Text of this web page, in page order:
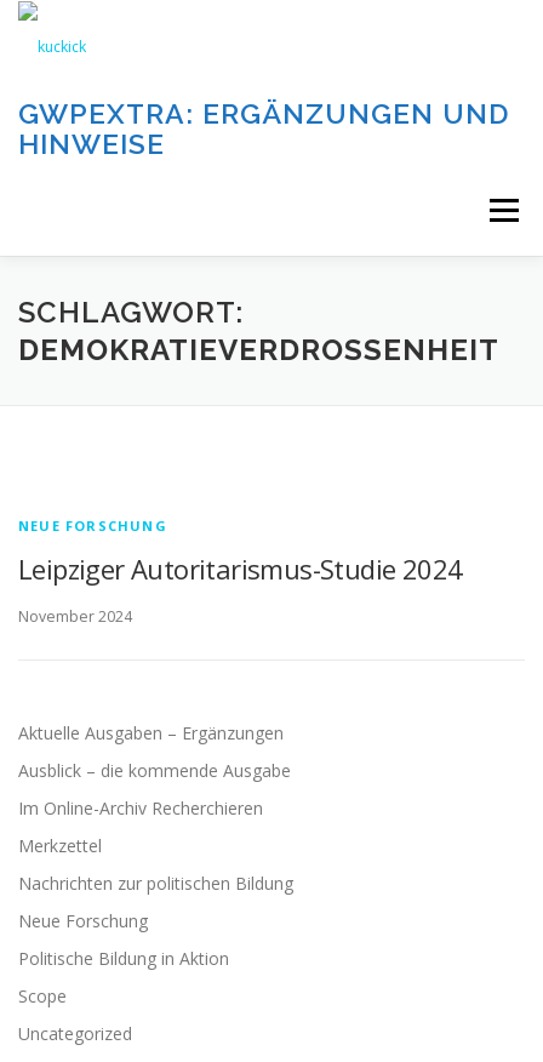
Zum
springen
GWPEXTRA: ERGÄNZUNGEN UND
HINWEISE
Menü
WILLKOMMEN
SCHLAGWORT:
DEMOKRATIEVERDROSSENHEIT
NEUE FORSCHUNG
Leipziger Autoritarismus-Studie 2024
November 2024
Aktuelle Ausgaben – Ergänzungen
Ausblick – die kommende Ausgabe
Im Online-Archiv Recherchieren
Merkzettel
Nachrichten zur politischen Bildung
Neue Forschung
Politische Bildung in Aktion
Scope
Uncategorized